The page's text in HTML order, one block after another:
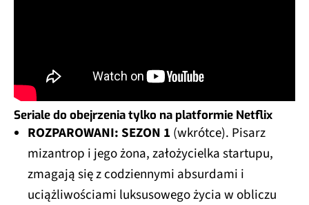
Seriale do obejrzenia tylko na platformie Netflix
ROZPAROWANI: SEZON 1 (wkrótce). Pisarz
mizantrop i jego żona, założycielka startupu,
zmagają się z codziennymi absurdami i
uciążliwościami luksusowego życia w obliczu